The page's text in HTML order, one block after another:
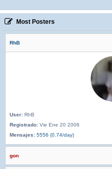
Most Posters
RhB
User: RhB
Registrado: Vie Ene 20 2006
Mensajes: 5556 (0.74/day)
gon